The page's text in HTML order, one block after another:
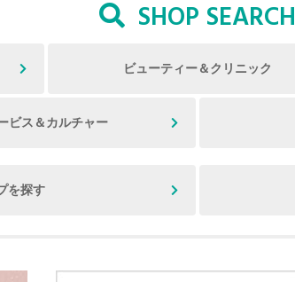
SHOP SEARCH
ビューティー＆クリニック
ビス＆カルチャー
を探す